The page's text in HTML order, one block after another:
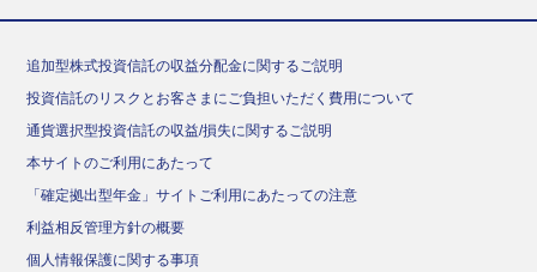
追加型株式投資信託の収益分配金に関するご説明
投資信託のリスクとお客さまにご負担いただく費用について
通貨選択型投資信託の収益/損失に関するご説明
本サイトのご利用にあたって
「確定拠出型年金」サイトご利用にあたっての注意
利益相反管理方針の概要
個人情報保護に関する事項